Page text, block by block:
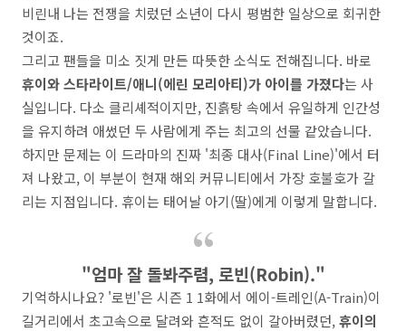
비린내 나는 전쟁을 치렀던 소년이 다시 평범한 일상으로 회귀한
것이죠.
그리고 팬들을 미소 짓게 만든 따뜻한 소식도 전해집니다. 바로
휴이와 스타라이트/애니(에린 모리아티)가 아이를 가졌다는 사
실입니다. 다소 클리셰적이지만, 진흙탕 속에서 유일하게 인간성
을 유지하려 애썼던 두 사람에게 주는 최고의 선물 같았습니다.
하지만 문제는 이 드라마의 진짜 '최종 대사(Final Line)'에서 터
져 나왔고, 이 부분이 현재 해외 커뮤니티에서 가장 호불호가 갈
리는 지점입니다. 휴이는 태어날 아기(딸)에게 이렇게 말합니다.
"엄마 잘 돌봐주렴, 로빈(Robin)."
기억하시나요? '로빈'은 시즌 1 1화에서 에이-트레인(A-Train)이
길거리에서 초고속으로 달려와 흔적도 없이 갈아버렸던,휴이의